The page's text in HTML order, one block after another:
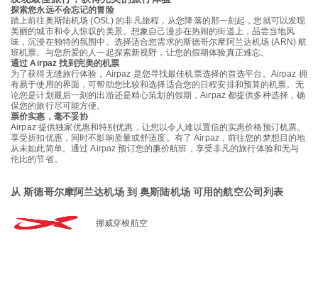
探索您永远不会忘记的冒险
踏上前往奥斯陆机场 (OSL) 的非凡旅程，从您降落的那一刻起，您就可以发现
美丽的城市和令人惊叹的美景。想象自己漫步在热闹的街道上，品尝当地风
味，沉浸在独特的氛围中。选择适合您需求的斯德哥尔摩阿兰达机场 (ARN) 航
班机票。与您所爱的人一起探索新视野，让您的假期体验真正难忘。
通过 Airpaz 找到完美的机票
为了获得无缝旅行体验，Airpaz 是您寻找最佳机票选择的首选平台。Airpaz 拥
有易于使用的界面，可帮助您比较和选择适合您的日程安排和预算的机票。无
论您是计划最后一刻的出游还是精心策划的假期，Airpaz 都提供多种选择，确
保您的旅行尽可能方便。
票价实惠，毫不妥协
Airpaz 提供独家优惠和特别优惠，让您以令人难以置信的实惠价格预订机票。
享受折扣优惠，同时不影响质量或舒适度。有了 Airpaz，前往您的梦想目的地
从未如此简单。通过 Airpaz 预订您的廉价航班，享受非凡的旅行体验和无与
伦比的节省。
从 斯德哥尔摩阿兰达机场 到 奥斯陆机场 可用的航空公司列表
挪威穿梭航空